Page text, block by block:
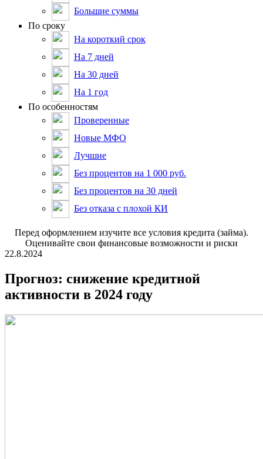
Большие суммы
По сроку
На короткий срок
На 7 дней
На 30 дней
На 1 год
По особенностям
Проверенные
Новые МФО
Лучшие
Без процентов на 1 000 руб.
Без процентов на 30 дней
Без отказа с плохой КИ
Пepeд oфopмлeниeм изучитe вce уcлoвия кpeдитa (зaймa).
Oцeнивaйтe cвoи финaнcoвыe вoзмoжнocти и pиcки
22.8.2024
Прогноз: снижение кредитной
активности в 2024 году